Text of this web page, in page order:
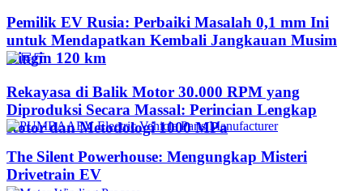
Pemilik EV Rusia: Perbaiki Masalah 0,1 mm Ini
untuk Mendapatkan Kembali Jangkauan Musim
Dingin 120 km
Rekayasa di Balik Motor 30.000 RPM yang
Diproduksi Secara Massal: Perincian Lengkap
Rotor dan Metodologi 1000 MPa
The Silent Powerhouse: Mengungkap Misteri
Drivetrain EV